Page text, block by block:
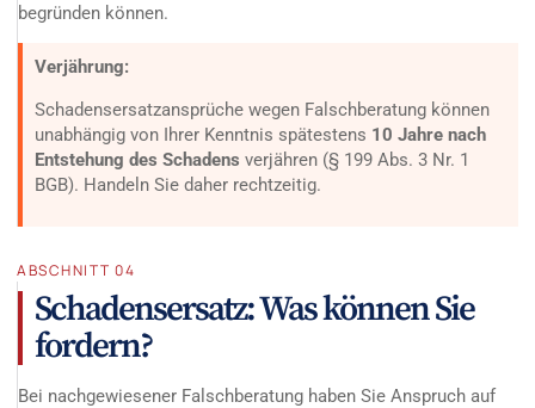
begründen können.
Verjährung:
Schadensersatzansprüche wegen Falschberatung können
unabhängig von Ihrer Kenntnis spätestens 10 Jahre nach
Entstehung des Schadens verjähren (§ 199 Abs. 3 Nr. 1
BGB). Handeln Sie daher rechtzeitig.
ABSCHNITT 04
Schadensersatz: Was können Sie
fordern?
Bei nachgewiesener Falschberatung haben Sie Anspruch auf